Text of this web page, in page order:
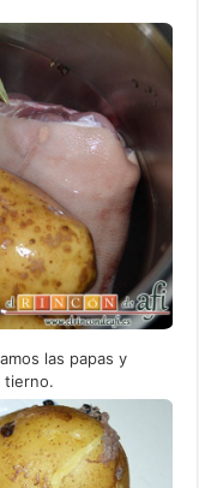
las papas y
tierno.